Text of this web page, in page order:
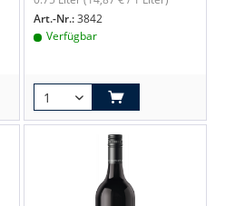
Art.-Nr.:3842
Verfügbar